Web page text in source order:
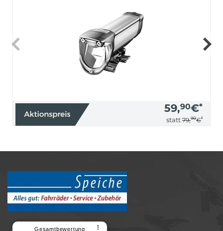
59,90€*
statt 79,90€*
Gesamtbewertung ⠇